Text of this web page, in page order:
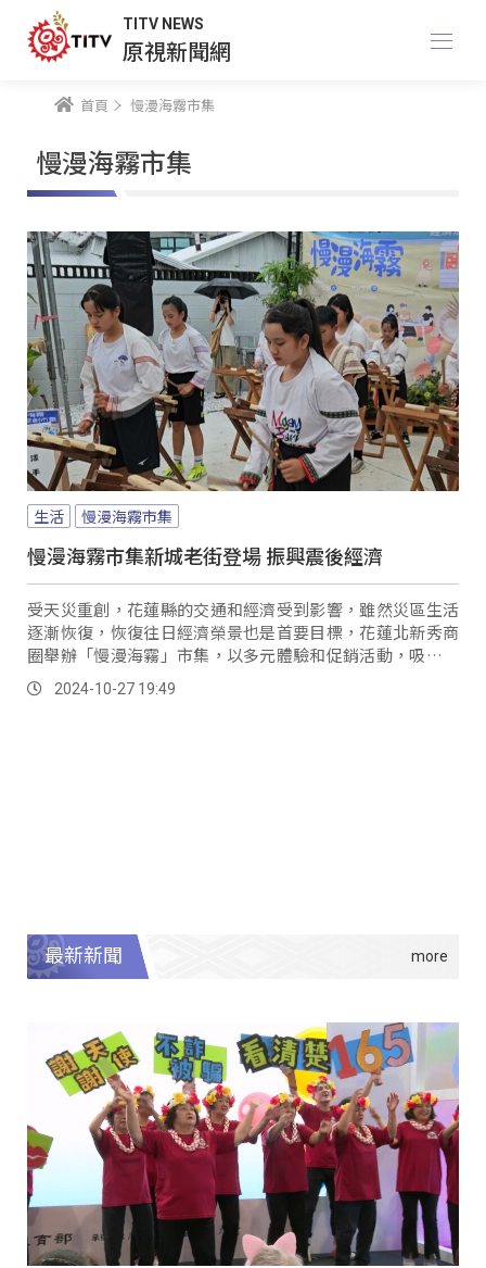
TITV NEWS
原視新聞網
首頁 慢漫海霧市集
慢漫海霧市集
生活 慢漫海霧市集
慢漫海霧市集新城老街登場 振興震後經濟
受天災重創，花蓮縣的交通和經濟受到影響，雖然災區生活
逐漸恢復，恢復往日經濟榮景也是首要目標，花蓮北新秀商
圈舉辦「慢漫海霧」市集，以多元體驗和促銷活動，吸引在
地及外地遊客的參與。
2024-10-27 19:49
最新新聞